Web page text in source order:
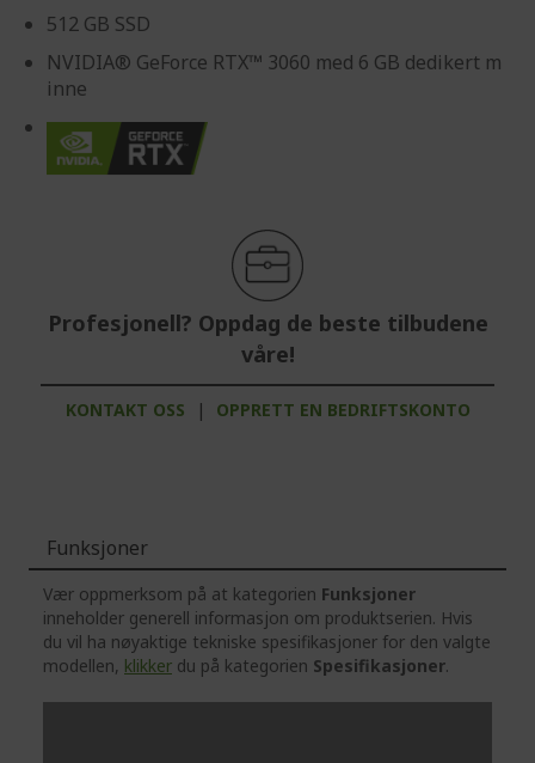
512 GB SSD
NVIDIA® GeForce RTX™ 3060 med 6 GB dedikert m
inne
Profesjonell? Oppdag de beste tilbudene
våre!
KONTAKT OSS | OPPRETT EN BEDRIFTSKONTO
Funksjoner
Vær oppmerksom på at kategorien Funksjoner
inneholder generell informasjon om produktserien. Hvis
du vil ha nøyaktige tekniske spesifikasjoner for den valgte
modellen, klikker du på kategorien Spesifikasjoner.